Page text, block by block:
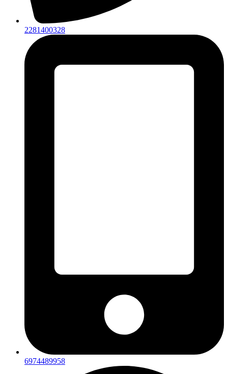
2281400328
6974489958